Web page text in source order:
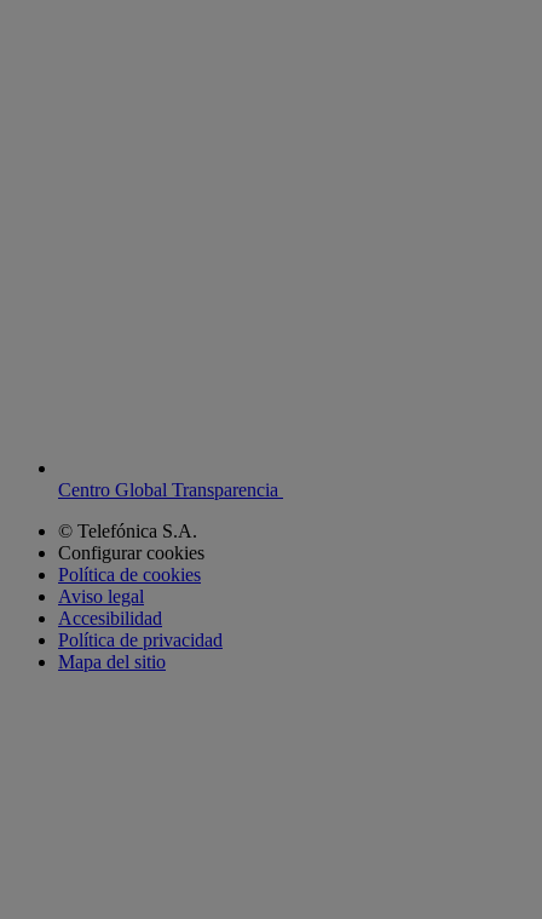
Centro Global Transparencia
© Telefónica S.A.
Configurar cookies
Política de cookies
Aviso legal
Accesibilidad
Política de privacidad
Mapa del sitio